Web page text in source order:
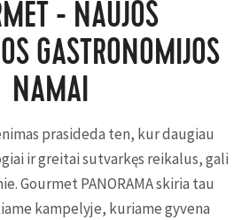
- NAUJOS
GASTRONOMIJOS
NAMAI
prasideda ten, kur daugiau
ir greitai sutvarkęs reikalus, gali
Gourmet PANORAMA skiria tau
kampelyje, kuriame gyvena